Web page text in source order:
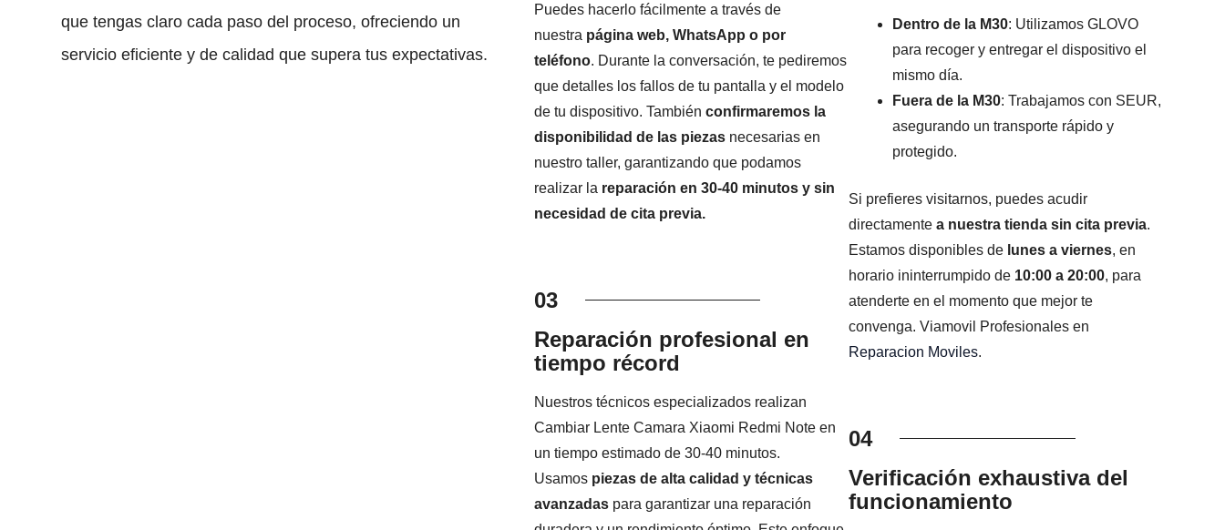
que tengas claro cada paso del proceso, ofreciendo un
servicio eficiente y de calidad que supera tus expectativas.
Puedes hacerlo fácilmente a través de
nuestra página web, WhatsApp o por
teléfono. Durante la conversación, te pediremos
que detalles los fallos de tu pantalla y el modelo
de tu dispositivo. También confirmaremos la
disponibilidad de las piezasnecesarias en
nuestro taller, garantizando que podamos
realizar la reparación en 30-40 minutos y sin
necesidad de cita previa.
03
Reparación profesional en
tiempo récord
Nuestros técnicos especializados realizan
Cambiar Lente Camara Xiaomi Redmi Note en
un tiempo estimado de 30-40 minutos.
Usamos piezas de alta calidad y técnicas
avanzadaspara garantizar una reparación
Dentro de la M30: Utilizamos GLOVO
para recoger y entregar el dispositivo el
mismo día.
Fuera de la M30: Trabajamos con SEUR,
asegurando un transporte rápido y
protegido.
Si prefieres visitarnos, puedes acudir
directamentea nuestra tienda sin cita previa.
Estamos disponibles de lunes a viernes, en
horario ininterrumpido de 10:00 a 20:00, para
atenderte en el momento que mejor te
convenga. Viamovil Profesionales en
Reparacion Moviles.
04
Verificación exhaustiva del
funcionamiento